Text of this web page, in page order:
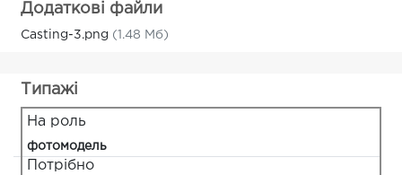
Додаткові файли
Casting-3.png (1.48 Мб)
Типажі
На роль
фотомодель
Потрібно